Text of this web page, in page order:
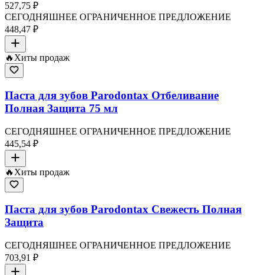
527,75 ₽
СЕГОДНЯШНЕЕ ОГРАНИЧЕННОЕ ПРЕДЛОЖЕНИЕ
448,47 ₽
🔥 Хиты продаж
Паста для зубов Parodontax Отбеливание
Полная Защита 75 мл
СЕГОДНЯШНЕЕ ОГРАНИЧЕННОЕ ПРЕДЛОЖЕНИЕ
445,54 ₽
🔥 Хиты продаж
Паста для зубов Parodontax Свежесть Полная
Защита
СЕГОДНЯШНЕЕ ОГРАНИЧЕННОЕ ПРЕДЛОЖЕНИЕ
703,91 ₽